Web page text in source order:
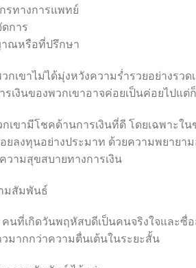
รทางการแพทย์
การ
ณหรือที่ปรึกษา
กเขาไม่ได้มุ่งหวังความร่ำรวยอย่างรว
รเงินของพวกเขาอาจค่อยเป็นค่อยไปแต่
เขามีโชคด้านการเงินที่ดี โดยเฉพาะ
ยลงทุนอย่างประมาท ด้วยความพยายา
ามสุขสบายทางการเงิน
มสัมพันธ์
คนที่เกิดวันพฤหัสบดีเป็นคนจริงใจและ
มากกว่าความตื่นเต้นในระยะสั้น